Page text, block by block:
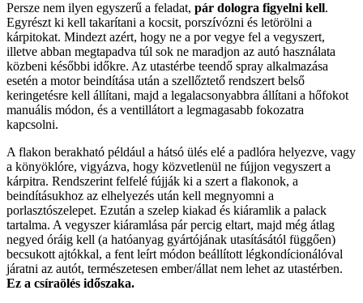
Persze nem ilyen egyszerű a feladat, pár dologra figyelni kell.
Egyrészt ki kell takarítani a kocsit, porszívózni és letörölni a
kárpitokat. Mindezt azért, hogy ne a por vegye fel a vegyszert,
illetve abban megtapadva túl sok ne maradjon az autó használata
közbeni későbbi időkre. Az utastérbe teendő spray alkalmazása
esetén a motor beindítása után a szellőztető rendszert belső
keringetésre kell állítani, majd a legalacsonyabbra állítani a hőfokot
manuális módon, és a ventillátort a legmagasabb fokozatra
kapcsolni.
A flakon berakható például a hátsó ülés elé a padlóra helyezve, vagy
a könyöklóre, vigyázva, hogy közvetlenül ne fújjon vegyszert a
kárpitra. Rendszerint felfelé fújják ki a szert a flakonok, a
beindításukhoz az elhelyezés után kell megnyomni a
porlasztószelepet. Ezután a szelep kiakad és kiáramlik a palack
tartalma. A vegyszer kiáramlása pár percig eltart, majd még átlag
negyed óráig kell (a hatóanyag gyártójának utasításától függően)
becsukott ajtókkal, a fent leírt módon beállított légkondícionálóval
járatni az autót, természetesen ember/állat nem lehet az utastérben.
Ez a csíraölés időszaka.